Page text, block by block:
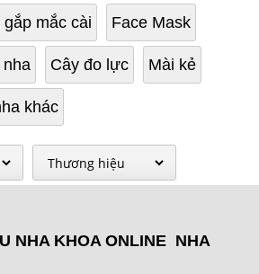
gắp mắc cài Face Mask
Cây đo lực Mài kẻ
khác
NHA KHOA ONLINE NHA